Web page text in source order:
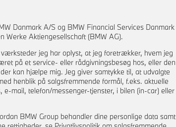
Danmark A/S og BMW Financial Services Danmark
Werke Aktiengesellschaft (BMW AG).
jeg har oplyst, at jeg foretrækker, hvem jeg
på et service- eller rådgivningsbesøg hos, eller den
kan hjælpe mig. Jeg giver samtykke til, at udvalgte
henblik på salgsfremmende formål, f.eks. aktuelle
e-mail, telefon/messenger-tjenster, i bilen (in-car) eller
BMW Group behandler dine personlige data samt